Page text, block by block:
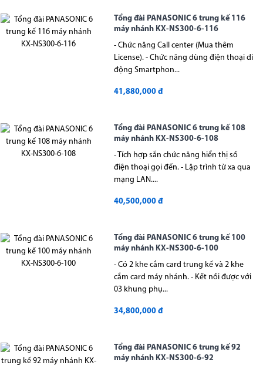
Tổng đài PANASONIC 6 trung kế 116
máy nhánh KX-NS300-6-116
- Chức năng Call center (Mua thêm
License). - Chức năng dùng điện thoại di
động Smartphon...
41,880,000 đ
Tổng đài PANASONIC 6 trung kế 108
máy nhánh KX-NS300-6-108
- Tích hợp sẵn chức năng hiển thị số
điện thoại gọi đến. - Lập trình từ xa qua
mạng LAN....
40,500,000 đ
Tổng đài PANASONIC 6 trung kế 100
máy nhánh KX-NS300-6-100
- Có 2 khe cắm card trung kế và 2 khe
cắm card máy nhánh. - Kết nối được với
03 khung phụ...
34,800,000 đ
Tổng đài PANASONIC 6 trung kế 92
máy nhánh KX-NS300-6-92